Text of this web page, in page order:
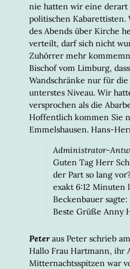
nie hatten wir eine derart
politischen Kabarettisten.
des Abends über Kirche
verteilt, darf sich nicht
Zuhörrer mehr
Bischof vom Limburg,
Wandschränke nur für
unterstes Niveau. Wir
versprochen als die
Hoffentlich kommen Sie
Emmelshausen. Hans-
Administrator-
Guten Tag Herr
der Part so lang
exakt 6:12 Minuten
Beckenbauer
Beste Grüße Anny
Peteraus Peter schrieb am
Hallo Frau Hartmann, ihr
Mitternachtsspitzen war